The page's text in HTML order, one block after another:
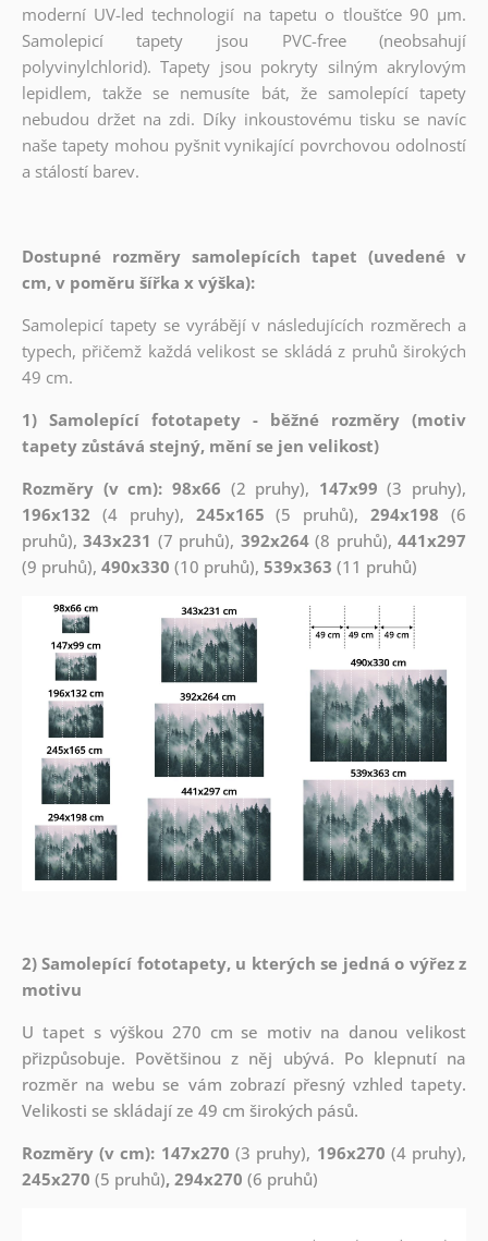
moderní UV-led technologií na tapetu o tloušťce 90 µm.
Samolepicí tapety jsou PVC-free (neobsahují
polyvinylchlorid). Tapety jsou pokryty silným akrylovým
lepidlem, takže se nemusíte bát, že samolepící tapety
nebudou držet na zdi. Díky inkoustovému tisku se navíc
naše tapety mohou pyšnit vynikající povrchovou odolností
a stálostí barev.
Dostupné rozměry samolepících tapet (uvedené v
cm, v poměru šířka x výška):
Samolepicí tapety se vyrábějí v následujících rozměrech a
typech, přičemž každá velikost se skládá z pruhů širokých
49 cm.
1) Samolepící fototapety - běžné rozměry (motiv
tapety zůstává stejný, mění se jen velikost)
Rozměry (v cm): 98x66 (2 pruhy), 147x99 (3 pruhy),
196x132 (4 pruhy), 245x165 (5 pruhů),294x198 (6
pruhů),343x231 (7 pruhů), 392x264(8 pruhů),441x297
(9 pruhů), 490x330 (10 pruhů), 539x363 (11 pruhů)
2) Samolepící fototapety, u kterých se jedná o výřez z
motivu
U tapet s výškou 270 cm se motiv na danou velikost
přizpůsobuje. Povětšinou z něj ubývá. Po klepnutí na
rozměr na webu se vám zobrazí přesný vzhled tapety.
Velikosti se skládají ze 49 cm širokých pásů.
Rozměry (v cm): 147x270 (3 pruhy), 196x270 (4 pruhy),
245x270 (5 pruhů), 294x270 (6 pruhů)